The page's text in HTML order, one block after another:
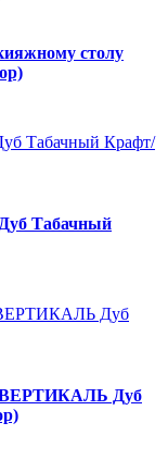
столу
Табачный
ВЕРТИКАЛЬ Дуб